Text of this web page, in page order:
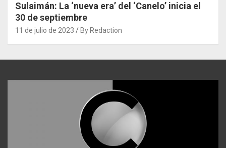
Sulaimán: La ‘nueva era’ del ‘Canelo’ inicia el
30 de septiembre
11 de julio de 2023 By Redaction